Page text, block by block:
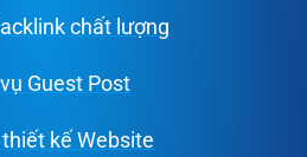
chất lượng
Guest Post
kế Website